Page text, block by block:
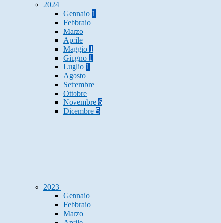
2024
Gennaio 1
Febbraio
Marzo
Aprile
Maggio 1
Giugno 1
Luglio 1
Agosto
Settembre
Ottobre
Novembre 6
Dicembre 5
2023
Gennaio
Febbraio
Marzo